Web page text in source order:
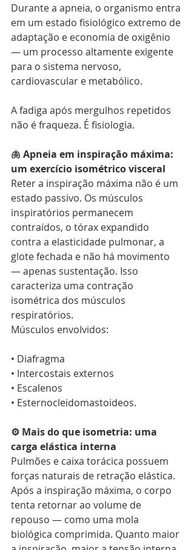
Durante a apneia, o organismo entra
em um estado fisiológico extremo de
adaptação e economia de oxigênio
— um processo altamente exigente
para o sistema nervoso,
cardiovascular e metabólico.
A fadiga após mergulhos repetidos
não é fraqueza. É fisiologia.
🫁 Apneia em inspiração máxima:
um exercício isométrico visceral
Reter a inspiração máxima não é um
estado passivo. Os músculos
inspiratórios permanecem
contraídos, o tórax expandido
contra a elasticidade pulmonar, a
glote fechada e não há movimento
— apenas sustentação. Isso
caracteriza uma contração
isométrica dos músculos
respiratórios.
Músculos envolvidos:
• Diafragma
• Intercostais externos
• Escalenos
• Esternocleidomastoideos.
⚙️ Mais do que isometria: uma
carga elástica interna
Pulmões e caixa torácica possuem
forças naturais de retração elástica.
Após a inspiração máxima, o corpo
tenta retornar ao volume de
repouso — como uma mola
biológica comprimida. Quanto maior